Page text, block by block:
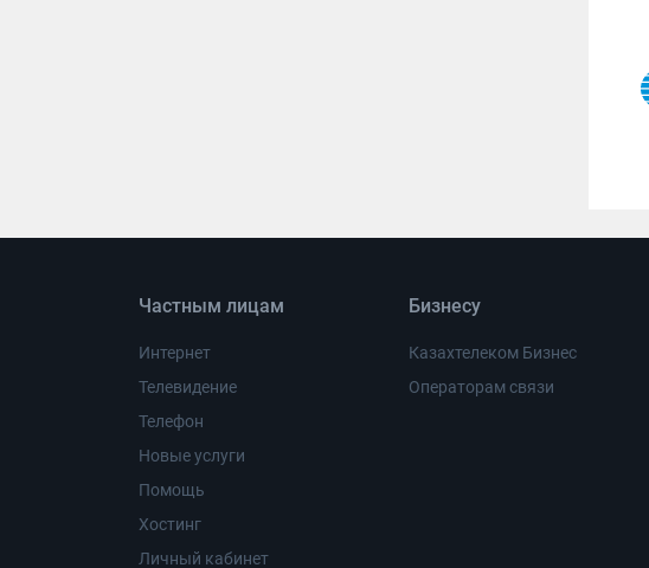
Частным лицам
Интернет
Телевидение
Телефон
Новые услуги
Помощь
Хостинг
Личный кабинет
Бизнесу
Казахтелеком Бизнес
Операторам связи